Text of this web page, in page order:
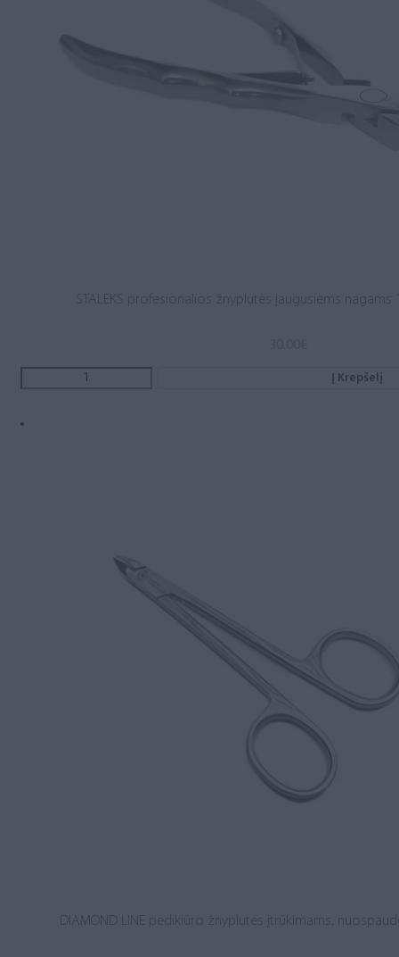
STALEKS profesionalios žnyplutės įaugusiems nagams
Į Krepšelį
DIAMOND LINE pedikiūro žnyplutės įtrūkimams,